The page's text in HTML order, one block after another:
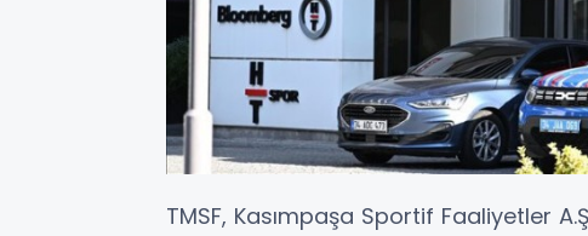
TMSF, Kasımpaşa Sportif Faaliyetler